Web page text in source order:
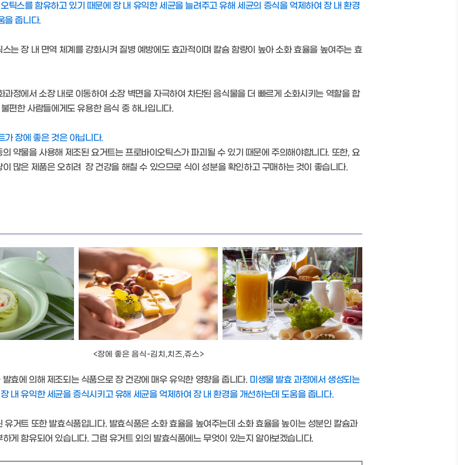
틱스를 함유하고 있기 때문에 장 내 유익한 세균을 늘려주고 유해 세균의 증식을 억제하여 장 내 환경
을 줍니다.
는 장 내 면역 체계를 강화시켜 질병 예방에도 효과적이며 칼슘 함량이 높아 소화 효율을 높여주는 효
과정에서 소장 내로 이동하여 소장 벽면을 자극하여 차단된 음식물을 더 빠르게 소화시키는 역할을 합
편한 사람들에게도 유용한 음식 중 하나입니다.
가 장에 좋은 것은 아닙니다.
약물을 사용해 제조된 요거트는 프로바이오틱스가 파괴될 수 있기 때문에 주의해야합니다. 또한, 요
이 많은 제품은 오히려 장 건강을 해칠 수 있으므로 식이 성분을 확인하고 구매하는 것이 좋습니다.
<장에 좋은 음식-김치,치즈,쥬스>
발효에 의해 제조되는 식품으로 장 건강에 매우 유익한 영향을 줍니다. 미생물 발효 과정에서 생성되는
내 유익한 세균을 증식시키고 유해 세균을 억제하여 장 내 환경을 개선하는데 도움을 줍니다.
유거트 또한 발효식품입니다. 발효식품은 소화 효율을 높여주는데 소화 효율을 높이는 성분인 칼슘과
하게 함유되어 있습니다. 그럼 유거트 외의 발효식품에느 무엇이 있는지 알아보겠습니다.